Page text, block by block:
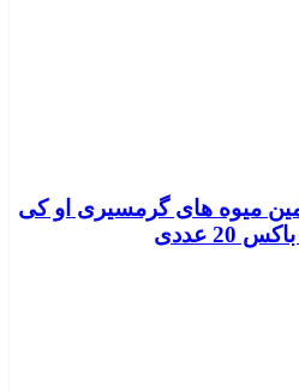
میوه های گرمسیری او کی